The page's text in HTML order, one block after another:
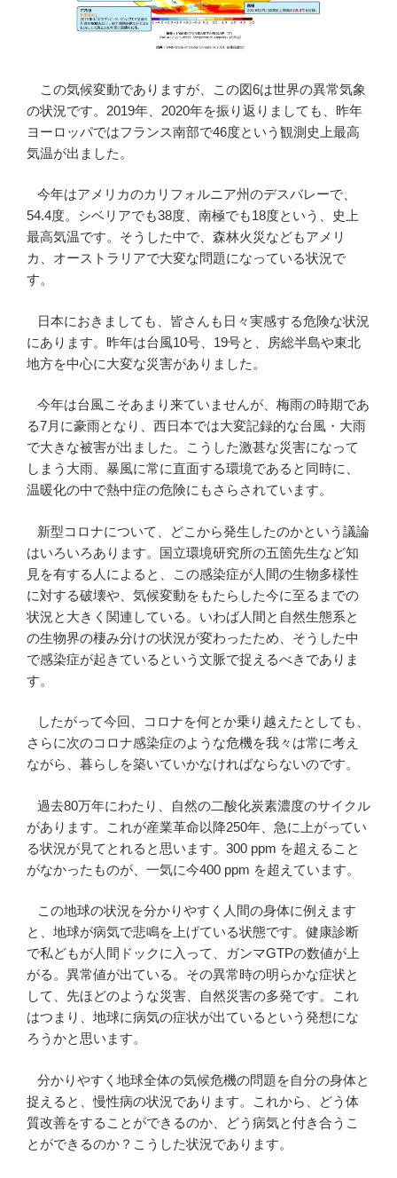
この気候変動でありますが、この図6は世界の異常気象
の状況です。2019年、2020年を振り返りましても、昨年
ヨーロッパではフランス南部で46度という観測史上最高
気温が出ました。
今年はアメリカのカリフォルニア州のデスバレーで、
54.4度。シベリアでも38度、南極でも18度という、史上
最高気温です。そうした中で、森林火災などもアメリ
カ、オーストラリアで大変な問題になっている状況で
す。
日本におきましても、皆さんも日々実感する危険な状況
にあります。昨年は台風10号、19号と、房総半島や東北
地方を中心に大変な災害がありました。
今年は台風こそあまり来ていませんが、梅雨の時期であ
る7月に豪雨となり、西日本では大変記録的な台風・大雨
で大きな被害が出ました。こうした激甚な災害になって
しまう大雨、暴風に常に直面する環境であると同時に、
温暖化の中で熱中症の危険にもさらされています。
新型コロナについて、どこから発生したのかという議論
はいろいろあります。国立環境研究所の五箇先生など知
見を有する人によると、この感染症が人間の生物多様性
に対する破壊や、気候変動をもたらした今に至るまでの
状況と大きく関連している。いわば人間と自然生態系と
の生物界の棲み分けの状況が変わったため、そうした中
で感染症が起きているという文脈で捉えるべきでありま
す。
したがって今回、コロナを何とか乗り越えたとしても、
さらに次のコロナ感染症のような危機を我々は常に考え
ながら、暮らしを築いていかなければならないのです。
過去80万年にわたり、自然の二酸化炭素濃度のサイクル
があります。これが産業革命以降250年、急に上がってい
る状況が見てとれると思います。300 ppm を超えること
がなかったものが、一気に今400 ppm を超えています。
この地球の状況を分かりやすく人間の身体に例えます
と、地球が病気で悲鳴を上げている状態です。健康診断
で私どもが人間ドックに入って、ガンマGTPの数値が上
がる。異常値が出ている。その異常時の明らかな症状と
して、先ほどのような災害、自然災害の多発です。これ
はつまり、地球に病気の症状が出ているという発想にな
ろうかと思います。
分かりやすく地球全体の気候危機の問題を自分の身体と
捉えると、慢性病の状況であります。これから、どう体
質改善をすることができるのか、どう病気と付き合うこ
とができるのか？こうした状況であります。